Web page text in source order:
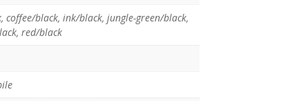
, coffee/black, ink/black, jungle-green/black,
, red/black